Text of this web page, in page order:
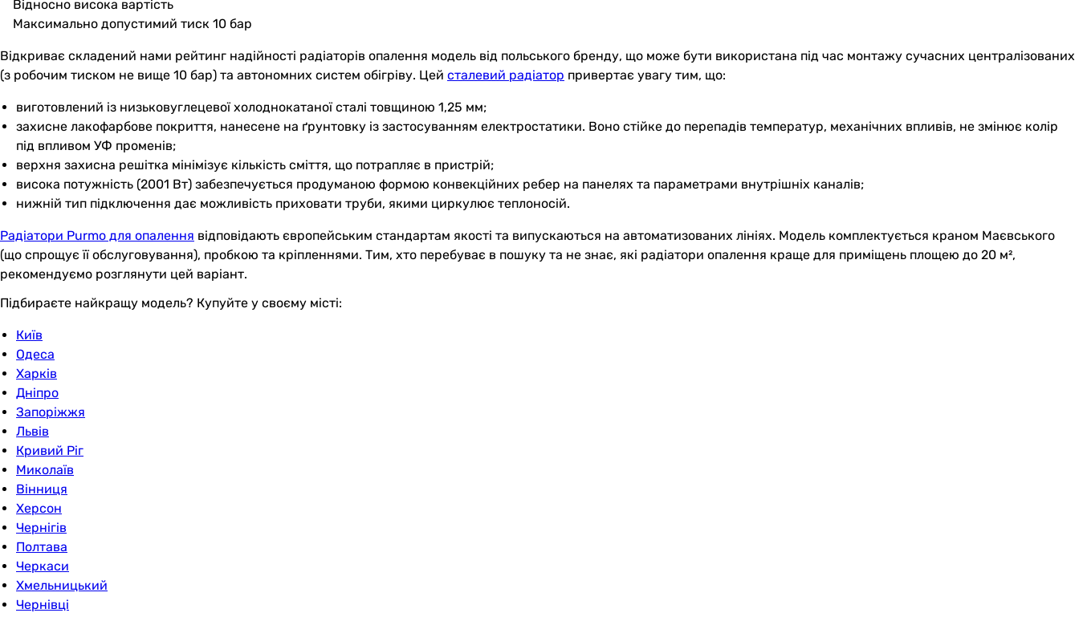
Відносно висока вартість
Максимально допустимий тиск 10 бар
Відкриває складений нами рейтинг надійності радіаторів опалення модель від польського бренду, що може бути використана під час монтажу сучасних централізованих
(з робочим тиском не вище 10 бар) та автономних систем обігріву. Цей сталевий радіатор привертає увагу тим, що:
виготовлений із низьковуглецевої холоднокатаної сталі товщиною 1,25 мм;
захисне лакофарбове покриття, нанесене на ґрунтовку із застосуванням електростатики. Воно стійке до перепадів температур, механічних впливів, не змінює колір
під впливом УФ променів;
верхня захисна решітка мінімізує кількість сміття, що потрапляє в пристрій;
висока потужність (2001 Вт) забезпечується продуманою формою конвекційних ребер на панелях та параметрами внутрішніх каналів;
нижній тип підключення дає можливість приховати труби, якими циркулює теплоносій.
Радіатори Purmo для опалення відповідають європейським стандартам якості та випускаються на автоматизованих лініях. Модель комплектується краном Маєвського
(що спрощує її обслуговування), пробкою та кріпленнями. Тим, хто перебуває в пошуку та не знає, які радіатори опалення краще для приміщень площею до 20 м²,
рекомендуємо розглянути цей варіант.
Підбираєте найкращу модель? Купуйте у своєму місті:
Київ
Одеса
Харків
Дніпро
Запоріжжя
Львів
Кривий Ріг
Миколаїв
Вінниця
Херсон
Чернігів
Полтава
Черкаси
Хмельницький
Чернівці